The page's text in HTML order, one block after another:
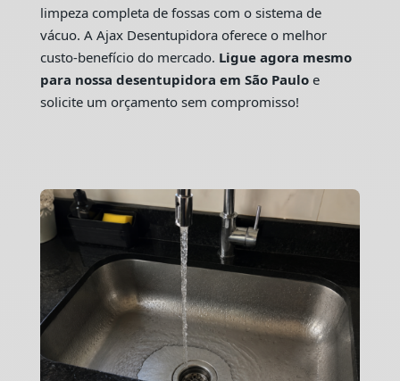
limpeza completa de fossas com o sistema de
vácuo. A Ajax Desentupidora oferece o melhor
custo-benefício do mercado. Ligue agora mesmo
para nossa desentupidora em São Pauloe
solicite um orçamento sem compromisso!